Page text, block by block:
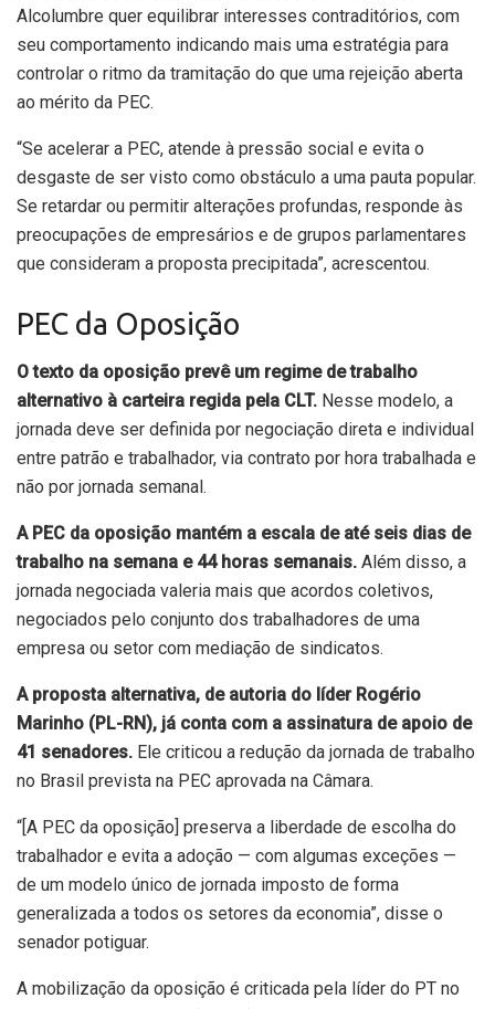
Alcolumbre quer equilibrar interesses contraditórios, com
seu comportamento indicando mais uma estratégia para
controlar o ritmo da tramitação do que uma rejeição aberta
ao mérito da PEC.
“Se acelerar a PEC, atende à pressão social e evita o
desgaste de ser visto como obstáculo a uma pauta popular.
Se retardar ou permitir alterações profundas, responde às
preocupações de empresários e de grupos parlamentares
que consideram a proposta precipitada”, acrescentou.
PEC da Oposição
O texto da oposição prevê um regime de trabalho
alternativo à carteira regida pela CLT. Nesse modelo, a
jornada deve ser definida por negociação direta e individual
entre patrão e trabalhador, via contrato por hora trabalhada e
não por jornada semanal.
A PEC da oposição mantém a escala de até seis dias de
trabalho na semana e 44 horas semanais. Além disso, a
jornada negociada valeria mais que acordos coletivos,
negociados pelo conjunto dos trabalhadores de uma
empresa ou setor com mediação de sindicatos.
A proposta alternativa, de autoria do líder Rogério
Marinho (PL-RN), já conta com a assinatura de apoio de
41 senadores. Ele criticou a redução da jornada de trabalho
no Brasil prevista na PEC aprovada na Câmara.
“[A PEC da oposição] preserva a liberdade de escolha do
trabalhador e evita a adoção — com algumas exceções —
de um modelo único de jornada imposto de forma
generalizada a todos os setores da economia”, disse o
senador potiguar.
A mobilização da oposição é criticada pela líder do PT no